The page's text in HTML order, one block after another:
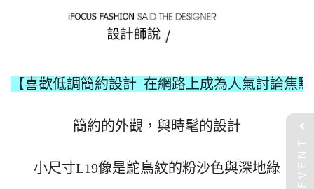
【喜歡低調簡約設計  在網路上成為人氣討論焦
簡約的外觀，與時髦的設計
小尺寸L19像是鴕鳥紋的粉沙色與深地綠 EVENT